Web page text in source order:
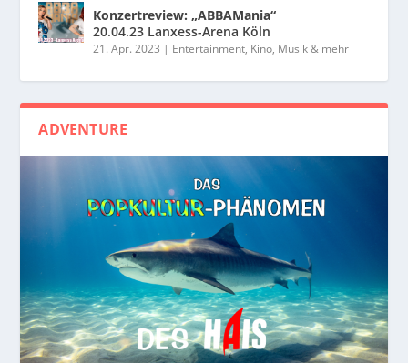
Konzertreview: „ABBAMania“
20.04.23 Lanxess-Arena Köln
21. Apr. 2023 | Entertainment, Kino, Musik & mehr
ADVENTURE